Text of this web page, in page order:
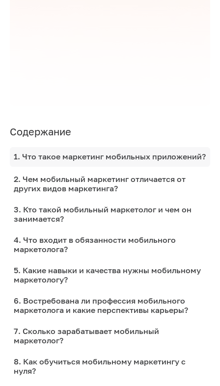
Содержание
1. Что такое маркетинг мобильных приложений?
2. Чем мобильный маркетинг отличается от
других видов маркетинга?
3. Кто такой мобильный маркетолог и чем он
занимается?
4. Что входит в обязанности мобильного
маркетолога?
5. Какие навыки и качества нужны мобильному
маркетологу?
6. Востребована ли профессия мобильного
маркетолога и какие перспективы карьеры?
7. Сколько зарабатывает мобильный
маркетолог?
8. Как обучиться мобильному маркетингу с
нуля?